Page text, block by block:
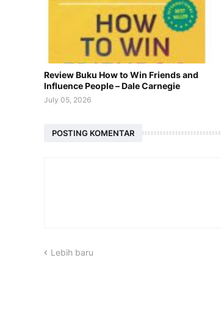
Review Buku How to Win Friends and
Influence People – Dale Carnegie
July 05, 2026
POSTING KOMENTAR
Lebih baru